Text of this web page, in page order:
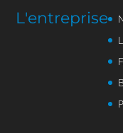
L'entreprise